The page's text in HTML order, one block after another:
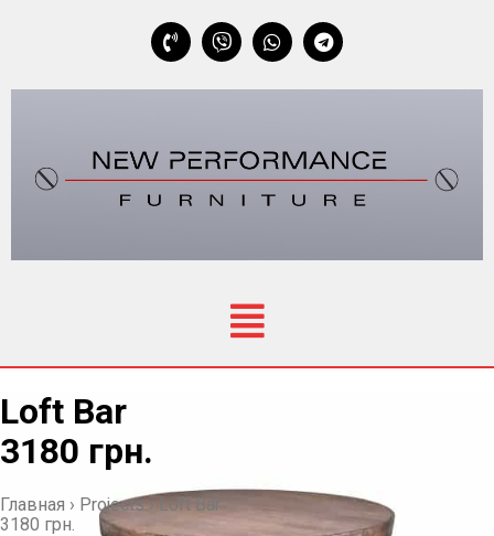
Loft Bar
3180 грн.
Главная › Projects›Loft Bar
3180 грн.